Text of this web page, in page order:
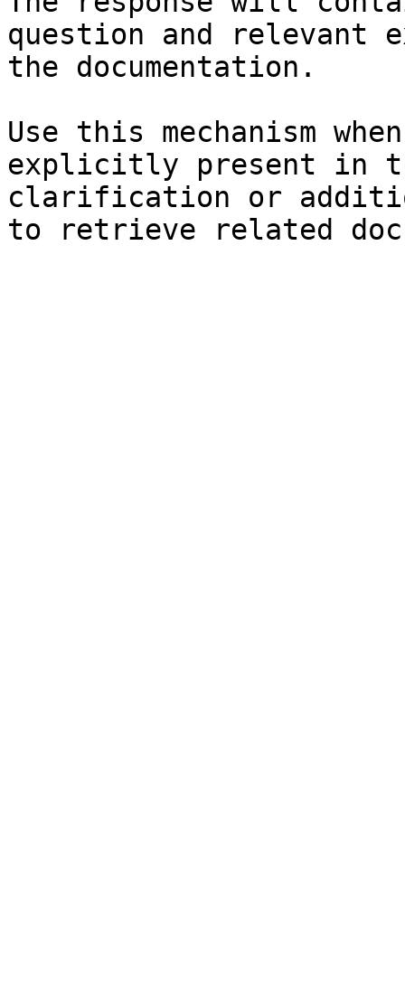
question and relevant
the documentation.
Use this mechanism
explicitly present in
clarification or